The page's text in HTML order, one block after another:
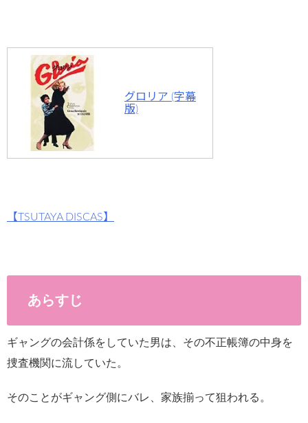
グロリア (字幕
版)
【TSUTAYA DISCAS】
あらすじ
ギャングの会計係をしていた男は、その不正帳簿の中身を
捜査機関に流していた。
そのことがギャング側にバレ、家族揃って狙われる。